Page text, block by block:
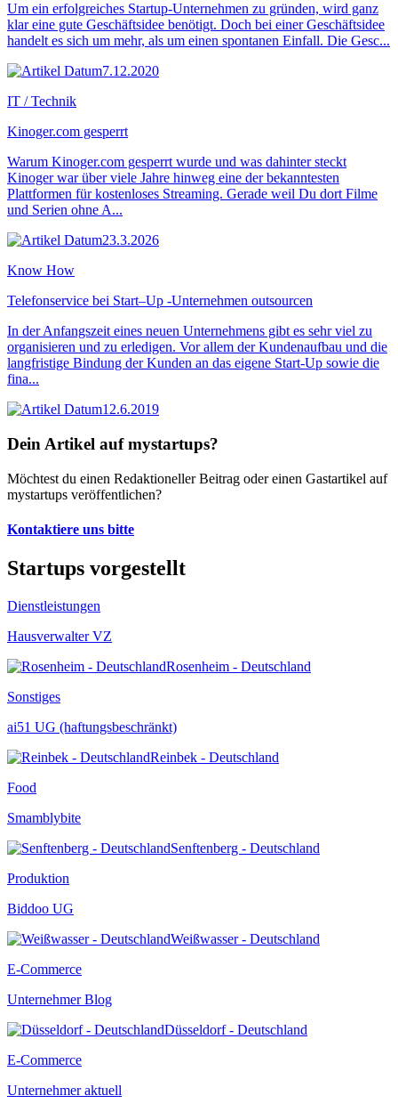
Um ein erfolgreiches Startup-Unternehmen zu gründen, wird ganz
klar eine gute Geschäftsidee benötigt. Doch bei einer Geschäftsidee
handelt es sich um mehr, als um einen spontanen Einfall. Die Gesc...
7.12.2020
IT / Technik
Kinoger.com gesperrt
Warum Kinoger.com gesperrt wurde und was dahinter steckt
Kinoger war über viele Jahre hinweg eine der bekanntesten
Plattformen für kostenloses Streaming. Gerade weil Du dort Filme
und Serien ohne A...
23.3.2026
Know How
Telefonservice bei Start–Up -Unternehmen outsourcen
In der Anfangszeit eines neuen Unternehmens gibt es sehr viel zu
organisieren und zu erledigen. Vor allem der Kundenaufbau und die
langfristige Bindung der Kunden an das eigene Start-Up sowie die
fina...
12.6.2019
Dein Artikel auf mystartups?
Möchtest du einen Redaktioneller Beitrag oder einen Gastartikel auf
mystartups veröffentlichen?
Kontaktiere uns bitte
Startups vorgestellt
Dienstleistungen
Hausverwalter VZ
Rosenheim - Deutschland
Sonstiges
ai51 UG (haftungsbeschränkt)
Reinbek - Deutschland
Food
Smamblybite
Senftenberg - Deutschland
Produktion
Biddoo UG
Weißwasser - Deutschland
E-Commerce
Unternehmer Blog
Düsseldorf - Deutschland
E-Commerce
Unternehmer aktuell